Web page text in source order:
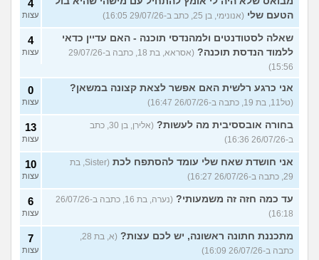
הטעם שלי (אנונימי, בן 25, כתב ב-29/07/26 16:05)
4
עצות
שאלה לסטודנטים ולמהנדסי תוכנה - האם עדיין כדאי
ללמוד הנדסת תוכנה?
(אסראא, בת 18, כתבה ב-29/07/26
15:56)
4
עצות
אני כרגע רלשית האם אפשר לצאת קצונה במשאן?
(טל11, בת 19, כתבה ב-26/07/26 16:47)
0
עצות
בחורה אובססיבית מה לעשות?
(אלירן, בן 30, כתב
ב-26/07/26 16:36)
13
עצות
אני חושדת שאח שלי עומד להסתפח לכת
(Sister, בת
29, כתבה ב-26/07/26 16:27)
10
עצות
עד כמה חזה זה משמעותי?
(נערה, בת 16, כתבה ב-26/07/26
16:18)
6
עצות
מתכננת חתונה ראשונה, יש לכם עצות?
כתבה ב-26/07/26 16:09)
7
עצות